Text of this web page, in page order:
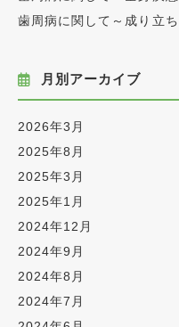
歯周病に関して～成り立
月別アーカイブ
2026年3月
2025年8月
2025年3月
2025年1月
2024年12月
2024年9月
2024年8月
2024年7月